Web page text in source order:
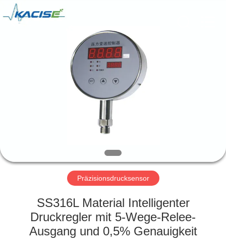
PRODUKTE
ÜBER
UNS
FABRIK-
AUSFLUG
Kacise
Optronics
Co.,Ltd..
Präzisionsdrucksensor
SS316L Material Intelligenter
Druckregler mit 5-Wege-Relee-
Ausgang und 0,5% Genauigkeit